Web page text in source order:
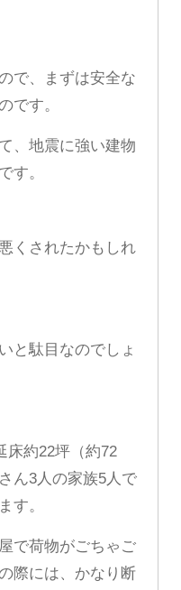
で、まずは安全な
です。
、地震に強い建物
す。
くされたかもしれ
と駄目なのでしょ
床約22坪（約72
ん3人の家族5人で
す。
で荷物がごちゃご
際には、かなり断